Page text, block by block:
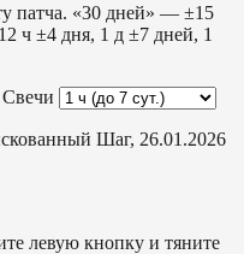
патча. «30 дней» — ±15
ч ±4 дня, 1 д ±7 дней, 1
Свечи
Шаг, 26.01.2026
левую кнопку и тяните